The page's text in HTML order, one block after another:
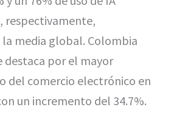
respectivamente,
media global. Colombia
destaca por el mayor
del comercio electrónico en
un incremento del 34.7%.